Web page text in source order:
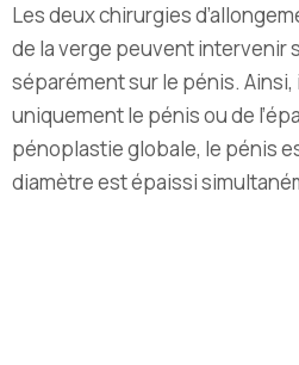
Les deux chirurgies
de la verge peuvent intervenir
séparément sur le pénis.
uniquement le pénis ou de
pénoplastie globale, le pénis
diamètre est épaissi